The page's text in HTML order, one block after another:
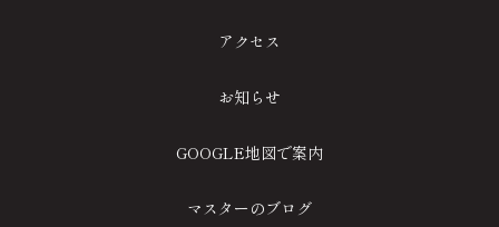
アクセス
お知らせ
GOOGLE地図で案内
マスターのブログ